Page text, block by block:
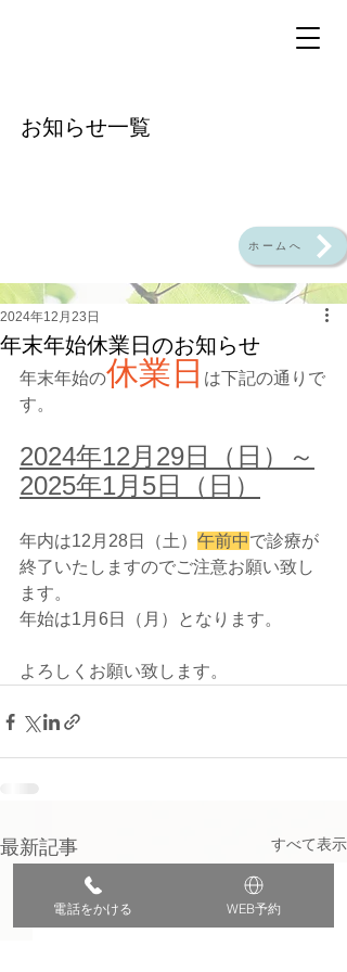
​お知らせ一覧
ホームへ
年末年始休業日のお知らせ
2024年12月23日
年末年始の休業日 は下記の通りで
す。
2024年12月29日（日）～
2025年1月5日（日）
年内は12月28日（土） 午前中で診療が
終了いたしますのでご注意お願い致し
ます。
年始は1月6日（月）となります。
よろしくお願い致します。
最新記事 すべて表示
電話をかける WEB予約